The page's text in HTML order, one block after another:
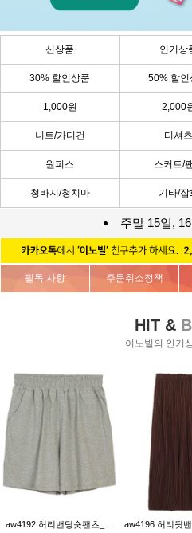
신상품 인기상
30% 할인상품 50% 할인
1,000원 2,000
니트/가디건 티셔츠
원피스 스커트/
청바지/청치마 기타/잡
주말 15일,
필독 사항 주문취소정책
HIT &
이노빌의 인기